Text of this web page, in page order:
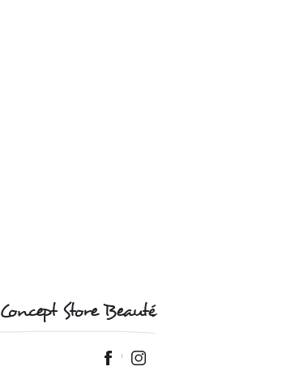
Concept Store Beauté